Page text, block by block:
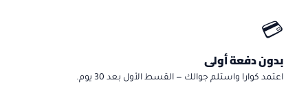
💳
بدون دفعة أولى
اعتمد كوارا واستلم جوالك — القسط الأول بعد 30 يوم.